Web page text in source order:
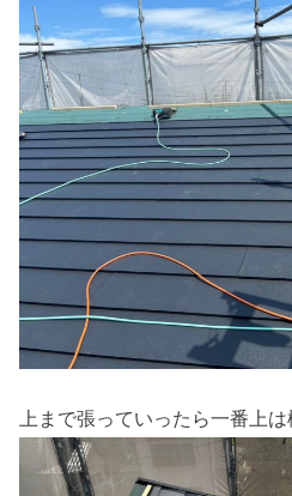
上まで張っていったら一番上は